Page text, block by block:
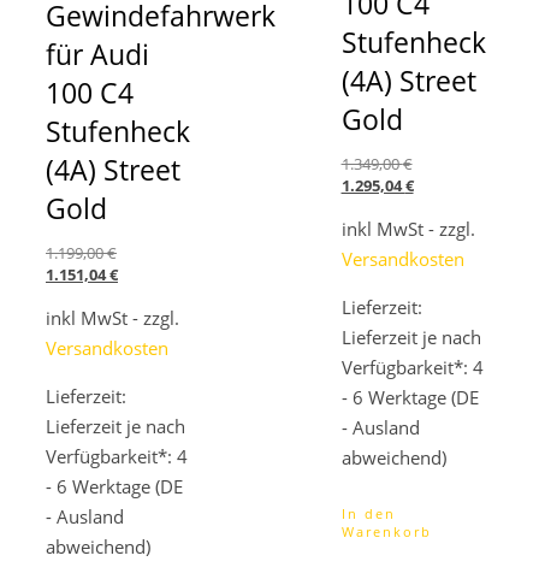
Gewindefahrwerk
für Audi
100 C4
Stufenheck
(4A) Street
Gold
1.199,00€Ursprünglicher
Preis
1.199,00 €
1.151,04€Aktueller
ist:
1.151,04 €.
inkl MwSt - zzgl.
Versandkosten
Lieferzeit:
Lieferzeit je nach
Verfügbarkeit*: 4
- 6 Werktage (DE
- Ausland
abweichend)
Stufenheck
(4A) Street
Gold
1.349,00€Ursprünglicher
Preis
1.349,00 €
1.295,04€Aktueller
ist:
1.295,04 €.
inkl MwSt - zzgl.
Versandkosten
Lieferzeit:
Lieferzeit je nach
Verfügbarkeit*: 4
- 6 Werktage (DE
- Ausland
abweichend)
In den
Warenkorb